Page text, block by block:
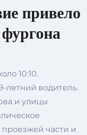
привело
10:10.
летний водитель.
и улицы
части и